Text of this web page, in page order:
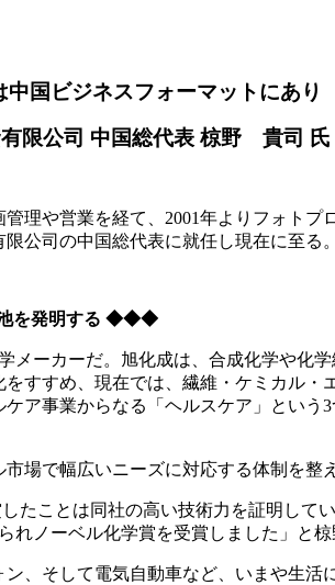
国ビジネスフォーマットにあり
限公司 中国総代表 椋野 貴司 氏
理や営業を経て、2001年よりフォトプ
公司の中国総代表に就任し現在に至る。
を発明する ◆◆◆
メーカーだ。旭化成は、合成化学や化
すすめ、現在では、繊維・ケミカル・
ア事業からなる「ヘルスケア」という
場で幅広いニーズに対応する体制を整
たことは同社の高い技術力を証明して
ノーベル化学賞を受賞しました」と椋
、そして電気自動車など、いまや生活